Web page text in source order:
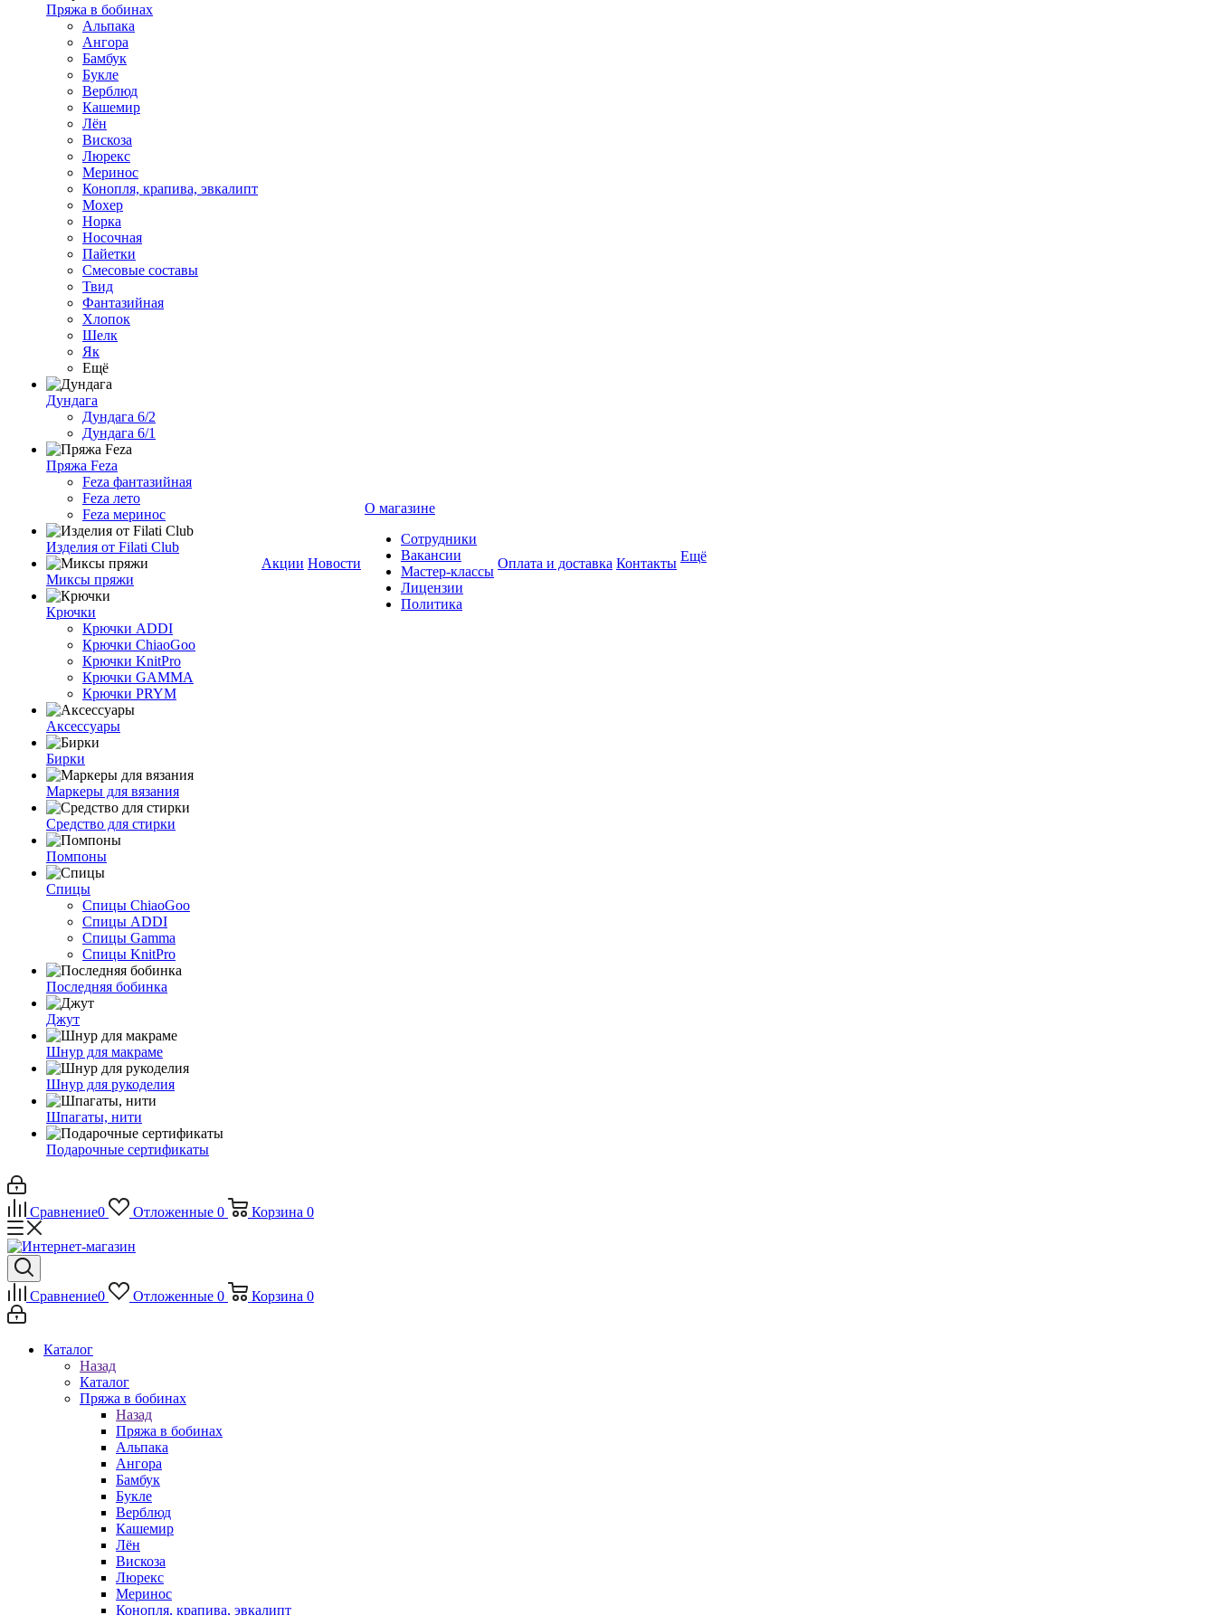
Пряжа в бобинах
Альпака
Ангора
Бамбук
Букле
Верблюд
Кашемир
Лён
Вискоза
Люрекс
Меринос
Конопля, крапива, эвкалипт
Мохер
Норка
Носочная
Пайетки
Смесовые составы
Твид
Фантазийная
Хлопок
Шелк
Як
Ещё
Дундага
Дундага 6/2
Дундага 6/1
Пряжа Feza
Feza фантазийная
Feza лето
Feza меринос
Изделия от Filati Club
Миксы пряжи
Крючки
Крючки ADDI
Крючки ChiaoGoo
Крючки KnitPro
Крючки GAMMA
Крючки PRYM
Аксессуары
Бирки
Маркеры для вязания
Средство для стирки
Помпоны
Спицы
Спицы ChiaoGoo
Спицы ADDI
Спицы Gamma
Спицы KnitPro
Последняя бобинка
Джут
Шнур для макраме
Шнур для рукоделия
Шпагаты, нити
Подарочные сертификаты
Акции Новости
О магазине
Сотрудники
Вакансии
Мастер-классы
Лицензии
Политика
Оплата и доставка Контакты Ещё
Сравнение0 Отложенные 0 Корзина 0
Сравнение0 Отложенные 0 Корзина 0
Каталог
Назад
Каталог
Пряжа в бобинах
Назад
Пряжа в бобинах
Альпака
Ангора
Бамбук
Букле
Верблюд
Кашемир
Лён
Вискоза
Люрекс
Меринос
Конопля, крапива, эвкалипт